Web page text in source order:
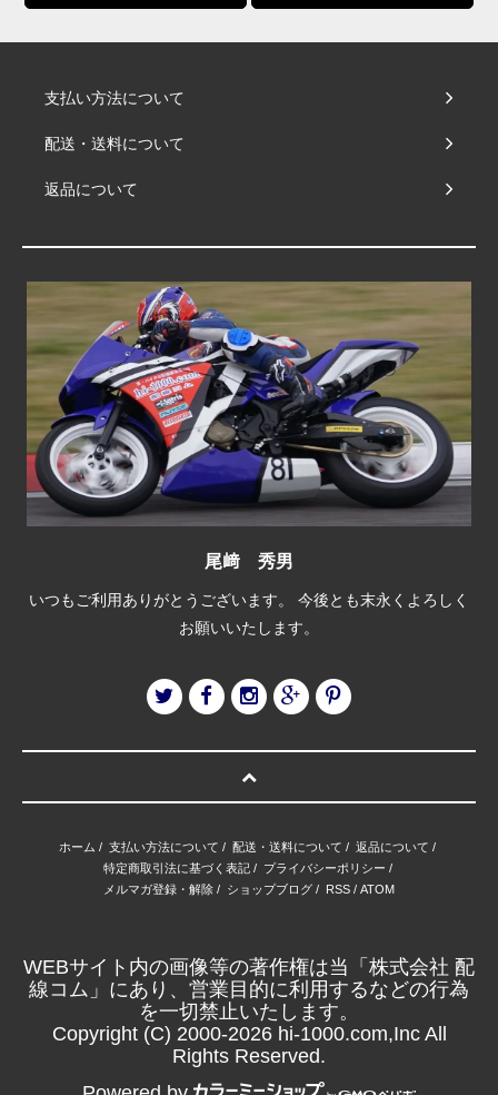
支払い方法について
配送・送料について
返品について
尾﨑 秀男
いつもご利用ありがとうございます。 今後とも末永くよろしく
お願いいたします。
ホーム / 支払い方法について / 配送・送料について / 返品について /
特定商取引法に基づく表記/ プライバシーポリシー /
メルマガ登録・解除 / ショップブログ / RSS / ATOM
WEBサイト内の画像等の著作権は当「株式会社 配
線コム」にあり、営業目的に利用するなどの行為
を一切禁止いたします。
Copyright (C) 2000-2026 hi-1000.com,Inc All
Rights Reserved.